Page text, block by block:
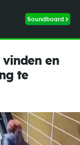
Soundboard
en
te